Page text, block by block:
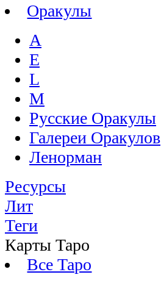
Оракулы
A
E
L
M
Русские Оракулы
Галереи Оракулов
Ленорман
Ресурсы
Лит
Теги
Карты Таро
Все Таро